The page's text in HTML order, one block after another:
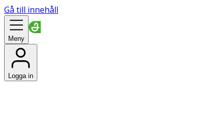
Gå till innehåll
Meny
Logga in